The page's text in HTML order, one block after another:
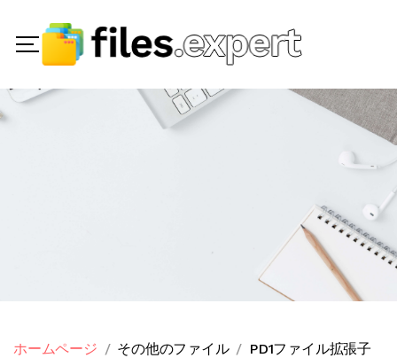
ホームページ その他のファイル PD1ファイル拡張子